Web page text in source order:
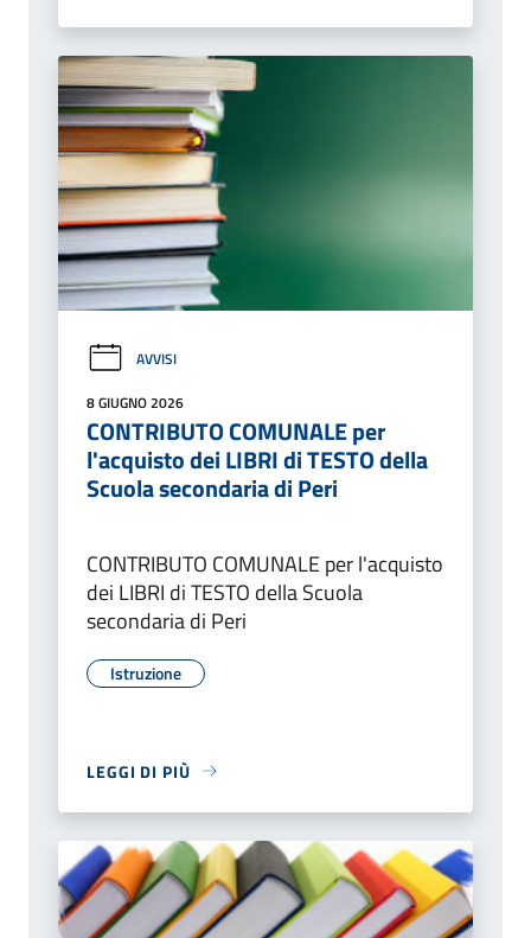
AVVISI
8 GIUGNO 2026
CONTRIBUTO COMUNALE per
l'acquisto dei LIBRI di TESTO della
Scuola secondaria di Peri
CONTRIBUTO COMUNALE per l'acquisto
dei LIBRI di TESTO della Scuola
secondaria di Peri
Istruzione
LEGGI DI PIÙ